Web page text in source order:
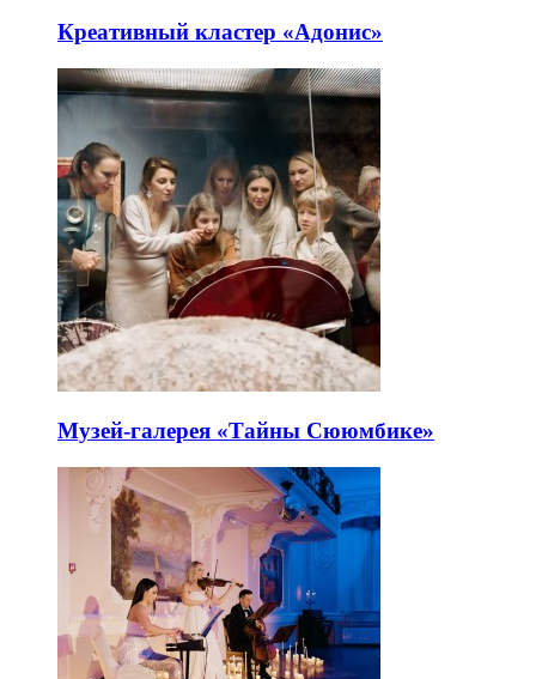
Креативный кластер «Адонис»
Музей-галерея «Тайны Сююмбике»